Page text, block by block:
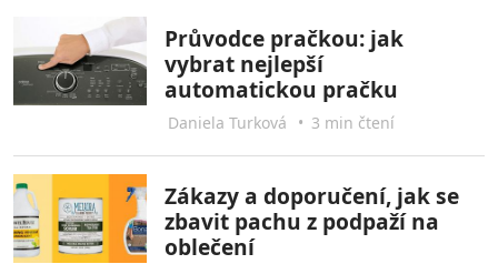
Průvodce pračkou: jak
vybrat nejlepší
automatickou pračku
Daniela Turková • 3 min čtení
Zákazy a doporučení, jak se
zbavit pachu z podpaží na
oblečení